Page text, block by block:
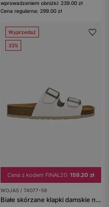
wprowadzeniem obniżki: 239.00 zł
Cena regularna: 299.00 zł
Wyprzedaż
33%
Cena z kodem FINAL20: 159.20 zł
WOJAS / 74077-59
Białe skórzane klapki damskie na korkowej podeszwie